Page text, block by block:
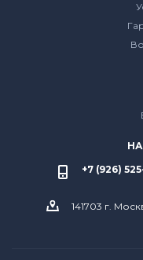
+7 (926)
141703 г.